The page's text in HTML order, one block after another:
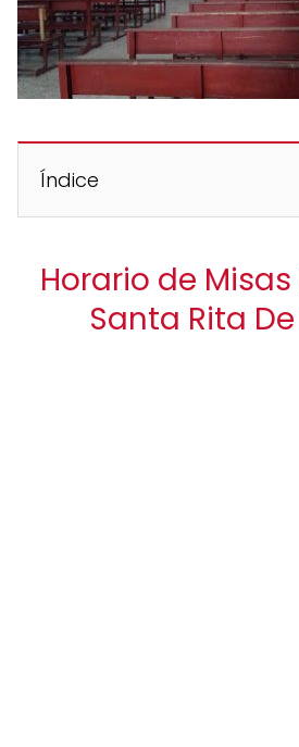
Índice
Horario de
Santa Rita